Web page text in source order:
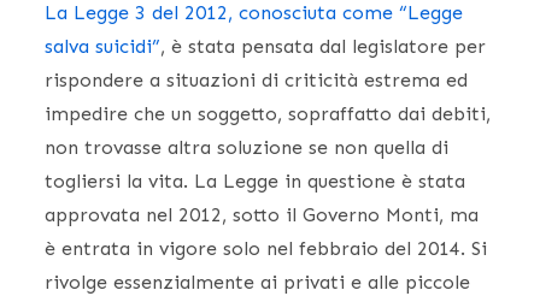
La Legge 3 del 2012, conosciuta come “Legge
salva suicidi”, è stata pensata dal legislatore per
rispondere a situazioni di criticità estrema ed
impedire che un soggetto, sopraffatto dai debiti,
non trovasse altra soluzione se non quella di
togliersi la vita. La Legge in questione è stata
approvata nel 2012, sotto il Governo Monti, ma
è entrata in vigore solo nel febbraio del 2014. Si
rivolge essenzialmente ai privati e alle piccole